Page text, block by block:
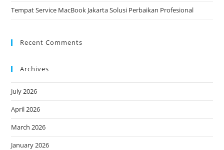
Tempat Service MacBook Jakarta Solusi Perbaikan Profesional
Recent Comments
Archives
July 2026
April 2026
March 2026
January 2026